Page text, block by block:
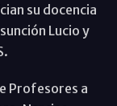
su docencia
Lucio y
Profesores a